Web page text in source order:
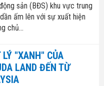
sản (BĐS) khu vực trung
ấm lên với sự xuất hiện
chủ...
LÝ "XANH" CỦA
LAND ĐẾN TỪ